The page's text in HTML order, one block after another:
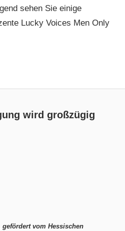
sehen Sie einige
Lucky Voices Men Only
wird großzügig
vom Hessischen